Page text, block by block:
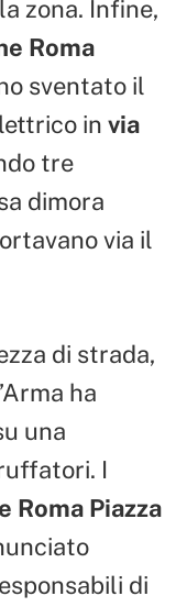
zona. Infine,
Roma
sventato il
in via
tre
dimora
via il
di strada,
ha
una
I
Roma Piazza
di